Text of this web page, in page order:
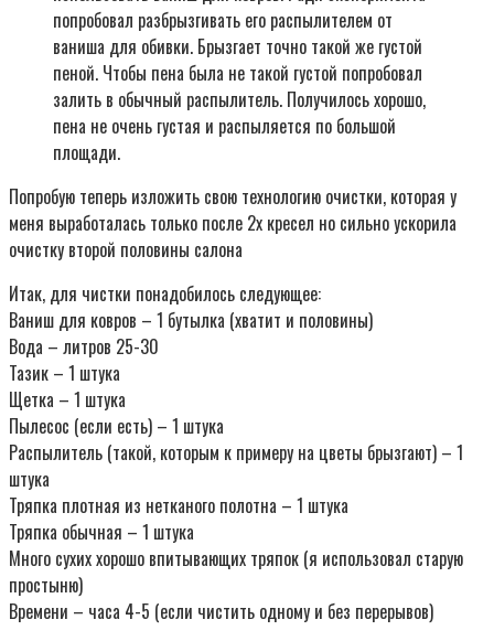
попробовал разбрызгивать его распылителем от
ваниша для обивки. Брызгает точно такой же густой
пеной. Чтобы пена была не такой густой попробовал
залить в обычный распылитель. Получилось хорошо,
пена не очень густая и распыляется по большой
площади.
Попробую теперь изложить свою технологию очистки, которая у
меня выработалась только после 2х кресел но сильно ускорила
очистку второй половины салона
Итак, для чистки понадобилось следующее:
Ваниш для ковров – 1 бутылка (хватит и половины)
Вода – литров 25-30
Тазик – 1 штука
Щетка – 1 штука
Пылесос (если есть) – 1 штука
Распылитель (такой, которым к примеру на цветы брызгают) – 1
штука
Тряпка плотная из нетканого полотна – 1 штука
Тряпка обычная – 1 штука
Много сухих хорошо впитывающих тряпок (я использовал старую
простыню)
Времени – часа 4-5 (если чистить одному и без перерывов)